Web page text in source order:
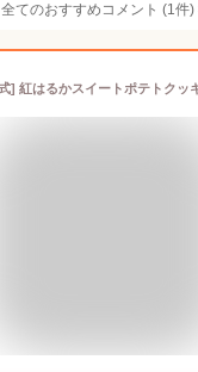
全てのおすすめコメント (1件)